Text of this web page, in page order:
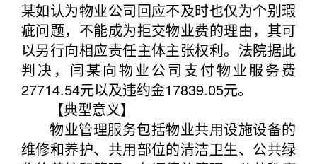
某如认为物业公司回应不及时也仅为个别瑕
疵问题，不能成为拒交物业费的理由，其可
以另行向相应责任主体主张权利。法院据此
判决，闫某向物业公司支付物业服务费
27714.54元以及违约金17839.05元。
【典型意义】
物业管理服务包括物业共用设施设备的
维修和养护、共用部位的清洁卫生、公共绿